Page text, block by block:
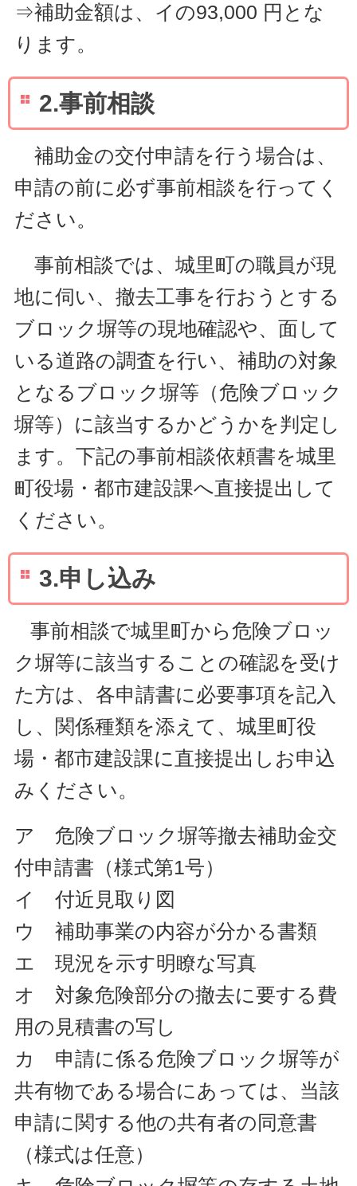
⇒補助金額は、イの93,000 円とな
ります。
2.事前相談
補助金の交付申請を行う場合は、
申請の前に必ず事前相談を行ってく
ださい。
事前相談では、城里町の職員が現
地に伺い、撤去工事を行おうとする
ブロック塀等の現地確認や、面して
いる道路の調査を行い、補助の対象
となるブロック塀等（危険ブロック
塀等）に該当するかどうかを判定し
ます。下記の事前相談依頼書を城里
町役場・都市建設課へ直接提出して
ください。
3.申し込み
事前相談で城里町から危険ブロッ
ク塀等に該当することの確認を受け
た方は、各申請書に必要事項を記入
し、関係種類を添えて、城里町役
場・都市建設課に直接提出しお申込
みください。
ア 危険ブロック塀等撤去補助金交
付申請書（様式第1号）
イ 付近見取り図
ウ 補助事業の内容が分かる書類
エ 現況を示す明瞭な写真
オ 対象危険部分の撤去に要する費
用の見積書の写し
カ 申請に係る危険ブロック塀等が
共有物である場合にあっては、当該
申請に関する他の共有者の同意書
（様式は任意）